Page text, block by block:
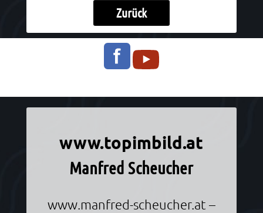
Zurück
www.topimbild.at
Manfred Scheucher
www.manfred-scheucher.at –